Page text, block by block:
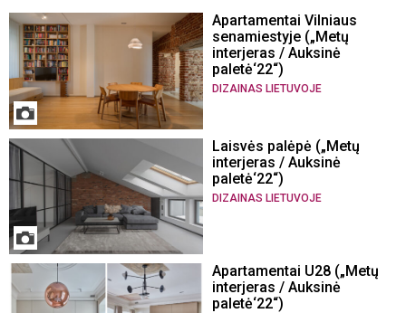
Apartamentai Vilniaus
senamiestyje („Metų
interjeras / Auksinė
paletė‘22“)
DIZAINAS LIETUVOJE
Laisvės palėpė („Metų
interjeras / Auksinė
paletė‘22“)
DIZAINAS LIETUVOJE
Apartamentai U28 („Metų
interjeras / Auksinė
paletė‘22“)